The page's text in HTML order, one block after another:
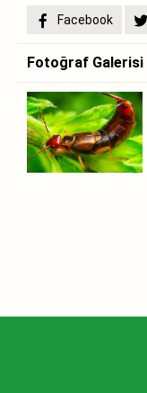
Facebook
Fotoğraf Galerisi